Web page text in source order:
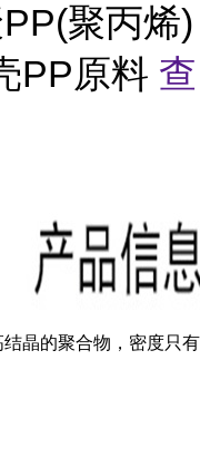
聚丙烯)
PP原料 查
晶的聚合物，密度只有